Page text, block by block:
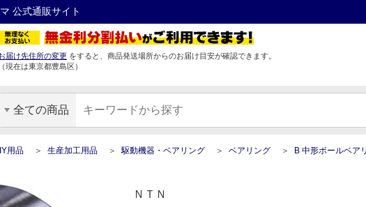
公式通販サイト
届け先住所の変更 をすると、商品発送場所からのお届け目安が確認できます。
（現在は東京都豊島区）
全ての商品
用品 生産加工用品 駆動機器・ベアリング ベアリング B 中形ボールベア
ＮＴＮ